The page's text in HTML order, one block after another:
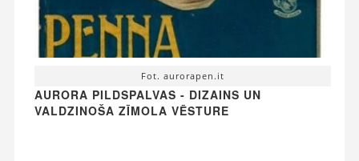
Fot. aurorapen.it
AURORA PILDSPALVAS - DIZAINS UN
VALDZINOŠA ZĪMOLA VĒSTURE